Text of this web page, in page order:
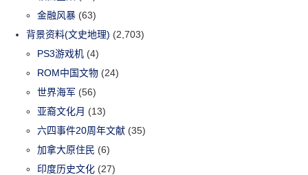
金融风暴 (63)
背景资料(文史地理) (2,703)
PS3游戏机 (4)
ROM中国文物 (24)
世界海军 (56)
亚裔文化月 (13)
六四事件20周年文献 (35)
加拿大原住民 (6)
印度历史文化 (27)